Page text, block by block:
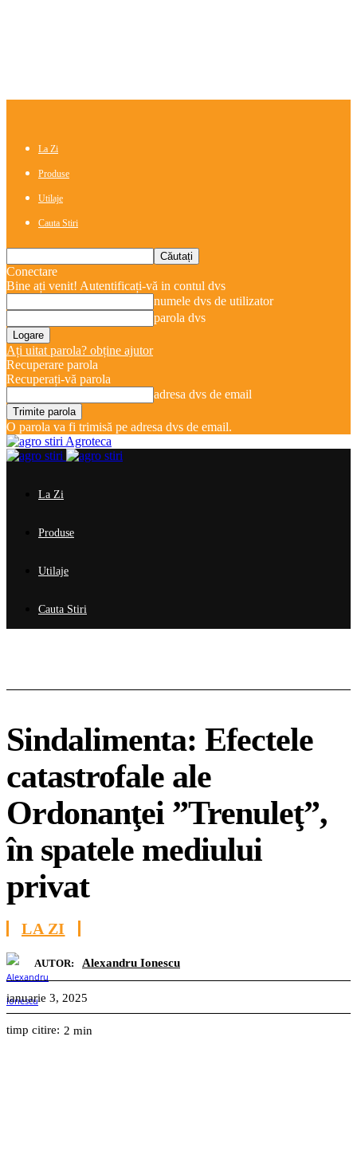
La Zi
Produse
Utilaje
Cauta Stiri
Conectare
Bine ați venit! Autentificați-vă in contul dvs
numele dvs de utilizator
parola dvs
Ați uitat parola? obține ajutor
Recuperare parola
Recuperați-vă parola
adresa dvs de email
O parola va fi trimisă pe adresa dvs de email.
Agroteca
La Zi
Produse
Utilaje
Cauta Stiri
Sindalimenta: Efectele
catastrofale ale
Ordonanţei ”Trenuleţ”,
în spatele mediului
privat
LA ZI
AUTOR: Alexandru Ionescu
ianuarie 3, 2025
timp citire: 2 min